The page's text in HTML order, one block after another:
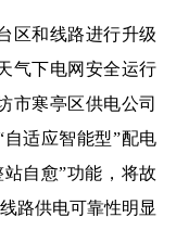
和线路进行升级
气下电网安全运行
市寒亭区供电公司
适应智能型”配电
自愈”功能，将故
路供电可靠性明显